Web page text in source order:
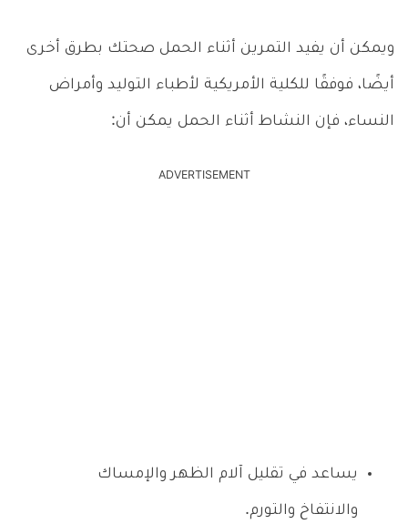
ويمكن أن يفيد التمرين أثناء الحمل صحتك بطرق أخرى
أيضًا، فوفقًا للكلية الأمريكية لأطباء التوليد وأمراض
النساء، فإن النشاط أثناء الحمل يمكن أن:
ADVERTISEMENT
يساعد في تقليل آلام الظهر والإمساك
والانتفاخ والتورم.